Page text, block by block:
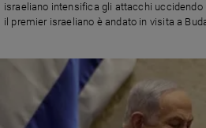
israeliano intensifica gli attacchi uccidendo
il premier israeliano è andato in visita a